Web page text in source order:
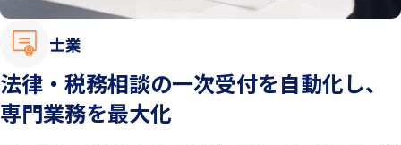
士業
法律・税務相談の一次受付を自動化し、
専門業務を最大化